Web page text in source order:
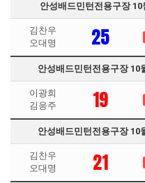
안성배드민턴전용구장
김찬우
오대명
25
안성배드민턴전용구장 10
이광희
김응주
19
안성배드민턴전용구장 10
김찬우
오대명
21